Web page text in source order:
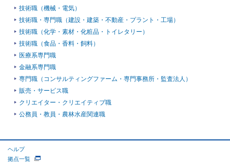
技術職（機械・電気）
技術職・専門職（建設・建築・不動産・プラント・工場）
技術職（化学・素材・化粧品・トイレタリー）
技術職（食品・香料・飼料）
医療系専門職
金融系専門職
専門職（コンサルティングファーム・専門事務所・監査法人）
販売・サービス職
クリエイター・クリエイティブ職
公務員・教員・農林水産関連職
ヘルプ
拠点一覧